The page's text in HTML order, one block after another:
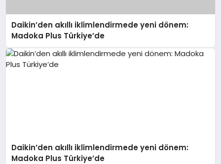
Daikin’den akıllı iklimlendirmede yeni dönem:
Madoka Plus Türkiye’de
Daikin’den akıllı iklimlendirmede yeni dönem:
Madoka Plus Türkiye’de